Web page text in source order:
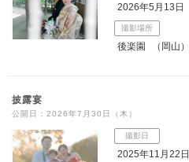
2026年5月13日
撮影場所
後楽園 （岡山）
披露宴
公開日：2026年7月30日（木）
撮影日
2025年11月22日